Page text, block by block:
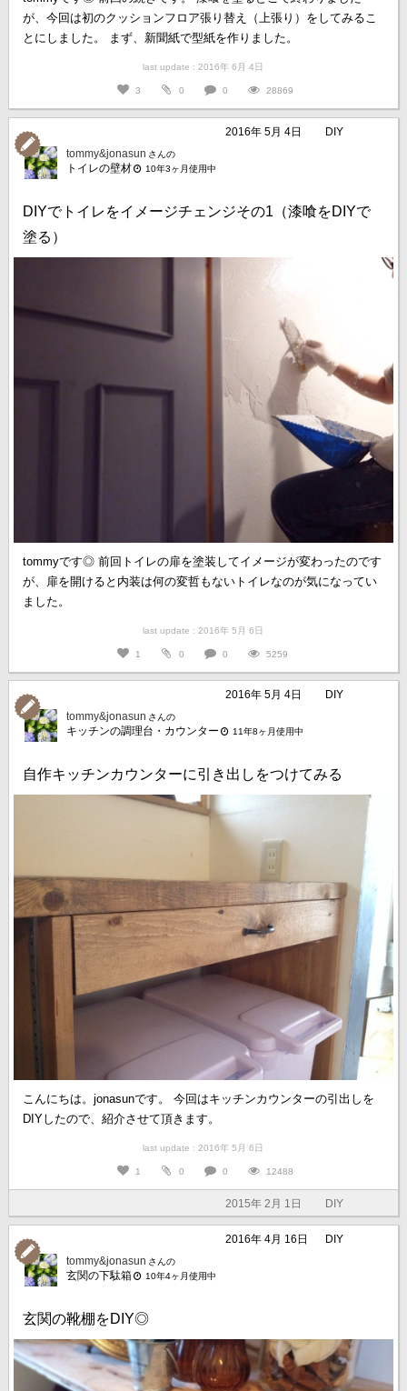
が、今回は初のクッションフロア張り替え（上張り）をしてみるこ
とにしました。 まず、新聞紙で型紙を作りました。
last update : 2016年 6月 4日
3 0 0 28869
2016年 5月 4日
DIY
tommy&jonasun さんの
トイレの壁材 10年3ヶ月使用中
DIYでトイレをイメージチェンジその1（漆喰をDIYで
塗る）
tommyです◎ 前回トイレの扉を塗装してイメージが変わったのです
が、扉を開けると内装は何の変哲もないトイレなのが気になってい
ました。
last update : 2016年 5月 6日
1 0 0 5259
2016年 5月 4日
DIY
tommy&jonasun さんの
キッチンの調理台・カウンター 11年8ヶ月使用中
自作キッチンカウンターに引き出しをつけてみる
こんにちは。jonasunです。 今回はキッチンカウンターの引出しを
DIYしたので、紹介させて頂きます。
last update : 2016年 5月 6日
1 0 0 12488
2015年 2月 1日 DIY
2016年 4月 16日
DIY
tommy&jonasun さんの
玄関の下駄箱 10年4ヶ月使用中
玄関の靴棚をDIY◎